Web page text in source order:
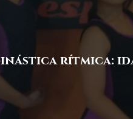
rítmica: